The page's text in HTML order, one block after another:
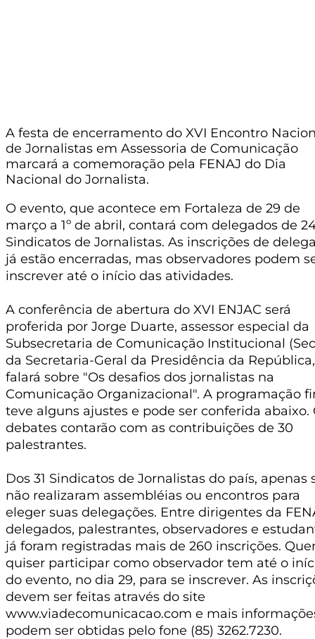
A festa de encerramento do XVI Encontro
de Jornalistas em Assessoria de Comunicação
marcará a comemoração pela FENAJ do Dia
Nacional do Jornalista.
O evento, que acontece em Fortaleza de 29 de
março a 1º de abril, contará com delegados de
Sindicatos de Jornalistas. As inscrições de
já estão encerradas, mas observadores podem
inscrever até o início das atividades.
A conferência de abertura do XVI ENJAC será
proferida por Jorge Duarte, assessor especial da
Subsecretaria de Comunicação Institucional
da Secretaria-Geral da Presidência da
falará sobre "Os desafios dos jornalistas na
Comunicação Organizacional". A programação
teve alguns ajustes e pode ser conferida abaixo.
debates contarão com as contribuições de 30
palestrantes.
Dos 31 Sindicatos de Jornalistas do país, apenas
não realizaram assembléias ou encontros para
eleger suas delegações. Entre dirigentes da
delegados, palestrantes, observadores e
já foram registradas mais de 260 inscrições.
quiser participar como observador tem até o
do evento, no dia 29, para se inscrever. As
devem ser feitas através do site
www.viadecomunicacao.com e mais
podem ser obtidas pelo fone (85) 3262.7230.